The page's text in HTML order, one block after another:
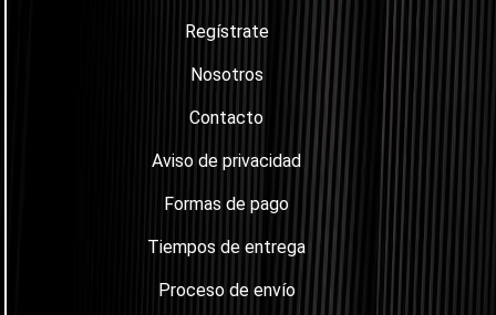
Regístrate
Nosotros
Contacto
Aviso de privacidad
Formas de pago
Tiempos de entrega
Proceso de envío